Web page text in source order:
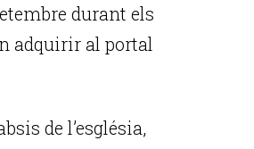
durant els
adquirir al portal
de l’església,